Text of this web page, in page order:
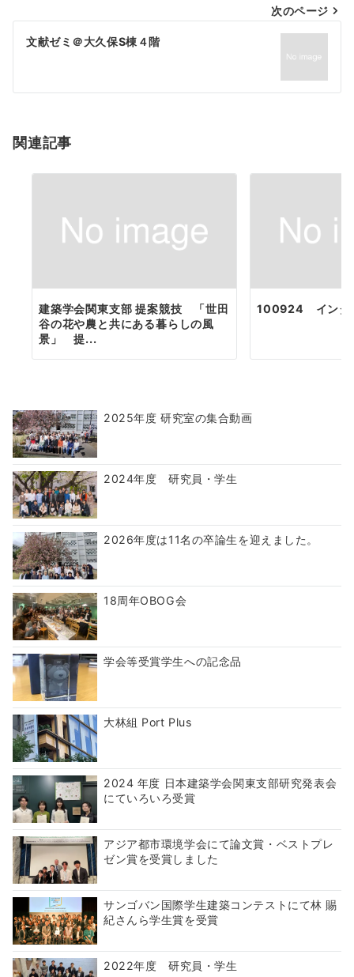
ビ
ゲ
シ
ン
次のページ
文献ゼミ＠大久保S棟４階
関連記事
建築学会関東支部 提案競技 「世田
谷の花や農と共にある暮らしの風
景」 提...
100924 インタ
2025年度 研究室の集合動画
2024年度 研究員・学生
2026年度は11名の卒論生を迎えました。
18周年OBOG会
学会等受賞学生への記念品
大林組 Port Plus
2024 年度 日本建築学会関東支部研究発表会
にていろいろ受賞
アジア都市環境学会にて論文賞・ベストプレ
ゼン賞を受賞しました
サンゴバン国際学生建築コンテストにて林 賜
紀さんら学生賞を受賞
2022年度 研究員・学生